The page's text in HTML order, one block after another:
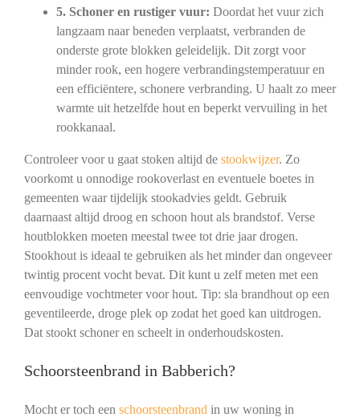
5. Schoner en rustiger vuur: Doordat het vuur zich
langzaam naar beneden verplaatst, verbranden de
onderste grote blokken geleidelijk. Dit zorgt voor
minder rook, een hogere verbrandingstemperatuur en
een efficiëntere, schonere verbranding. U haalt zo meer
warmte uit hetzelfde hout en beperkt vervuiling in het
rookkanaal.
Controleer voor u gaat stoken altijd de stookwijzer. Zo
voorkomt u onnodige rookoverlast en eventuele boetes in
gemeenten waar tijdelijk stookadvies geldt. Gebruik
daarnaast altijd droog en schoon hout als brandstof. Verse
houtblokken moeten meestal twee tot drie jaar drogen.
Stookhout is ideaal te gebruiken als het minder dan ongeveer
twintig procent vocht bevat. Dit kunt u zelf meten met een
eenvoudige vochtmeter voor hout. Tip: sla brandhout op een
geventileerde, droge plek op zodat het goed kan uitdrogen.
Dat stookt schoner en scheelt in onderhoudskosten.
Schoorsteenbrand in Babberich?
Mocht er toch een schoorsteenbrand in uw woning in